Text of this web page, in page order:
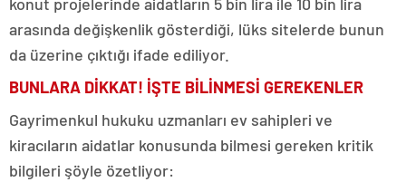
arasında değişkenlik gösterdiği, lüks sitelerde bunun
da üzerine çıktığı ifade ediliyor.
BUNLARA DİKKAT! İŞTE BİLİNMESİ GEREKENLER
Gayrimenkul hukuku uzmanları ev sahipleri ve
kiracıların aidatlar konusunda bilmesi gereken kritik
bilgileri şöyle özetliyor: